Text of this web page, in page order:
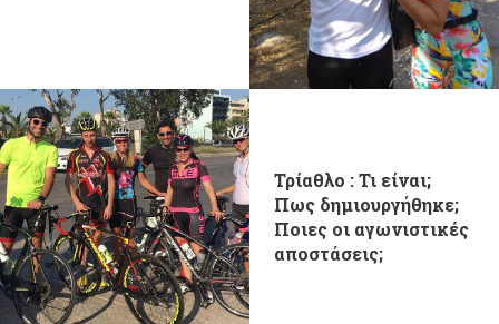
Τρίαθλο : Τι είναι;
Πως δημιουργήθηκε;
Ποιες οι αγωνιστικές
αποστάσεις;